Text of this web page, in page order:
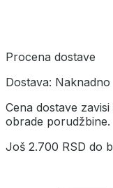
Procena dostave
Dostava: Naknadno
Cena dostave
obrade porudžbine.
Još 2.700 RSD do